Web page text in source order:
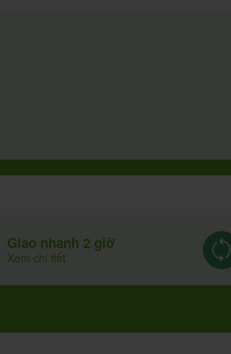
Miễn trừ trách nhiệm
Nội dung chia sẻ chỉ mang tính chất
tham khảo, không được tự ý áp dụng,